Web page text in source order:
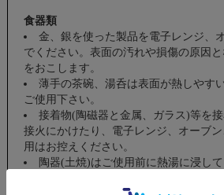
食器類
金、銀を使った製品を電子レンジ、
でください。表面の汚れや損傷の原因
をおこします。
薄手の茶碗、湯呑は表面が熱しやす
ご使用下さい。
接着物(陶磁器と金属、ガラス)等を
接火にかけたり、電子レンジ、オーブ
用はお控えください。
陶器(土焼)はご使用前に熱湯に浸し